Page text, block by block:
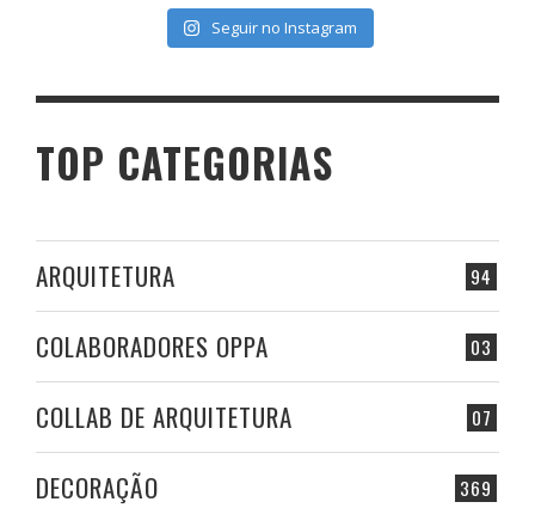
Seguir no Instagram
TOP CATEGORIAS
94
ARQUITETURA
03
COLABORADORES OPPA
07
COLLAB DE ARQUITETURA
369
DECORAÇÃO